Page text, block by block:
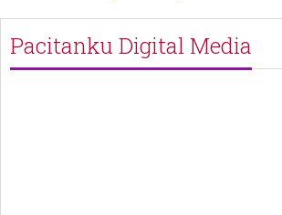
Pacitanku Digital Media